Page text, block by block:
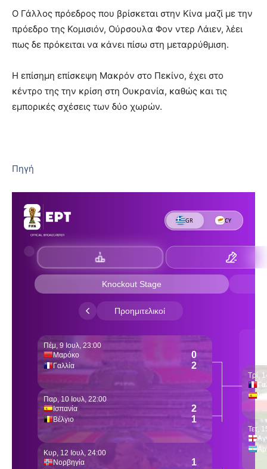
Ο Γάλλος πρόεδρος που βρίσκεται στην Κίνα μαζί με την
πρόεδρο της Κομισιόν, Ούρσουλα Φον ντερ Λάιεν, λέει
πως δε πρόκειται να κάνει πίσω στη μεταρρύθμιση.
Η επίσημη επίσκεψη Μακρόν στο Πεκίνο, έχει στο
κέντρο της την κρίση στη Ουκρανία, καθώς και τις
εμπορικές σχέσεις των δύο χωρών.
Πηγή